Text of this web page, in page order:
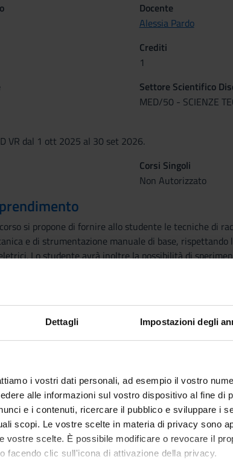
Dettagli Impostazioni degli
i vostri dati personali, ad esempio il vostro
alle informazioni sul vostro dispositivo al fine di
e i contenuti, ricercare il pubblico e sviluppare i
scopi. Le vostre scelte in materia di privacy sono
vostre scelte. È possibile modificare o revocare il
facendo clic sull'icona di attivazione della privacy.
Docente
Alessia Pardo
Crediti
1
Settore Scientifico
MED/50 - SCIENZE
VR dal 1 ott 2025 al 30 set 2026.
Corsi Singoli
Non Autorizzato
si propone di fornire allo studente le tecniche di
e di strumentazione manuale di base,
Lo studente avrà inoltre la possibilità di
è lo svolgimento del laboratorio del primo anno
come segue:
secondo le zone da trattare
e Manuale
delle fossette con applicazione della diga di gomma